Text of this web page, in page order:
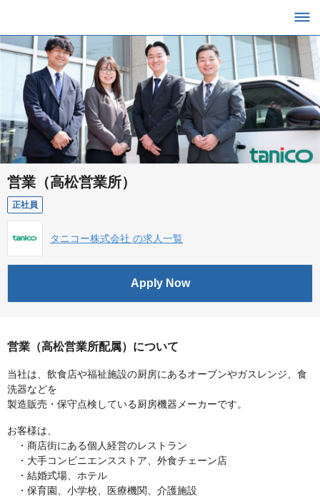
営業（高松営業所）
正社員
タニコー株式会社 の求人一覧
Apply Now
営業（高松営業所配属）について
当社は、飲食店や福祉施設の厨房にあるオーブンやガスレンジ、食
洗器などを
製造販売・保守点検している厨房機器メーカーです。
お客様は、
・商店街にある個人経営のレストラン
・大手コンビニエンスストア、外食チェーン店
・結婚式場、ホテル
・保育園、小学校、医療機関、介護施設